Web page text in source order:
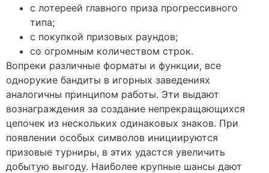
с лотереей главного приза прогрессивного
типа;
с покупкой призовых раундов;
со огромным количеством строк.
Вопреки различные форматы и функции, все
однорукие бандиты в игорных заведениях
аналогичны принципом работы. Эти выдают
вознаграждения за создание непрекращающихся
цепочек из нескольких одинаковых знаков. При
появлении особых символов инициируются
призовые турниры, в этих удастся увеличить
добытую выгоду. Наиболее крупные шансы дают